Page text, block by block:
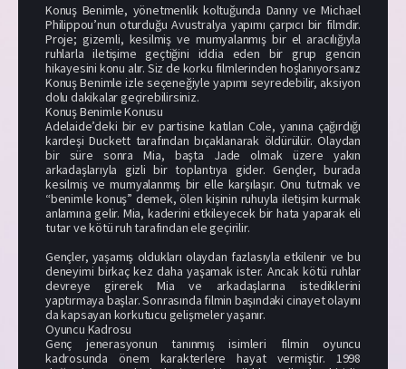
Konuş Benimle, yönetmenlik koltuğunda Danny ve Michael
Philippou’nun oturduğu Avustralya yapımı çarpıcı bir filmdir.
Proje; gizemli, kesilmiş ve mumyalanmış bir el aracılığıyla
ruhlarla iletişime geçtiğini iddia eden bir grup gencin
hikayesini konu alır. Siz de korku filmlerinden hoşlanıyorsanız
Konuş Benimle izle seçeneğiyle yapımı seyredebilir, aksiyon
dolu dakikalar geçirebilirsiniz.
Konuş Benimle Konusu
Adelaide’deki bir ev partisine katılan Cole, yanına çağırdığı
kardeşi Duckett tarafından bıçaklanarak öldürülür. Olaydan
bir süre sonra Mia, başta Jade olmak üzere yakın
arkadaşlarıyla gizli bir toplantıya gider. Gençler, burada
kesilmiş ve mumyalanmış bir elle karşılaşır. Onu tutmak ve
“benimle konuş” demek, ölen kişinin ruhuyla iletişim kurmak
anlamına gelir. Mia, kaderini etkileyecek bir hata yaparak eli
tutar ve kötü ruh tarafından ele geçirilir.
Gençler, yaşamış oldukları olaydan fazlasıyla etkilenir ve bu
deneyimi birkaç kez daha yaşamak ister. Ancak kötü ruhlar
devreye girerek Mia ve arkadaşlarına istediklerini
yaptırmaya başlar. Sonrasında filmin başındaki cinayet olayını
da kapsayan korkutucu gelişmeler yaşanır.
Oyuncu Kadrosu
Genç jenerasyonun tanınmış isimleri filmin oyuncu
kadrosunda önem karakterlere hayat vermiştir. 1998